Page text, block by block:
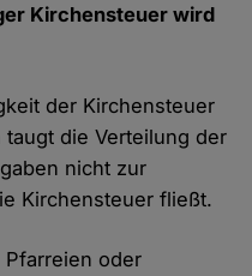
Kirchensteuer wird
der Kirchensteuer
die Verteilung der
nicht zur
Kirchensteuer fließt.
oder